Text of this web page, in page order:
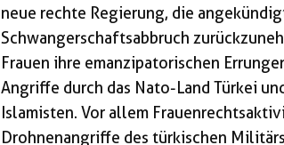
neue rechte Regierung, die
Schwangerschaftsabbruch
Frauen ihre emanzipatorischen
Angriffe durch das Nato-Land Türkei
Islamisten. Vor allem
Drohnenangriffe des türkischen